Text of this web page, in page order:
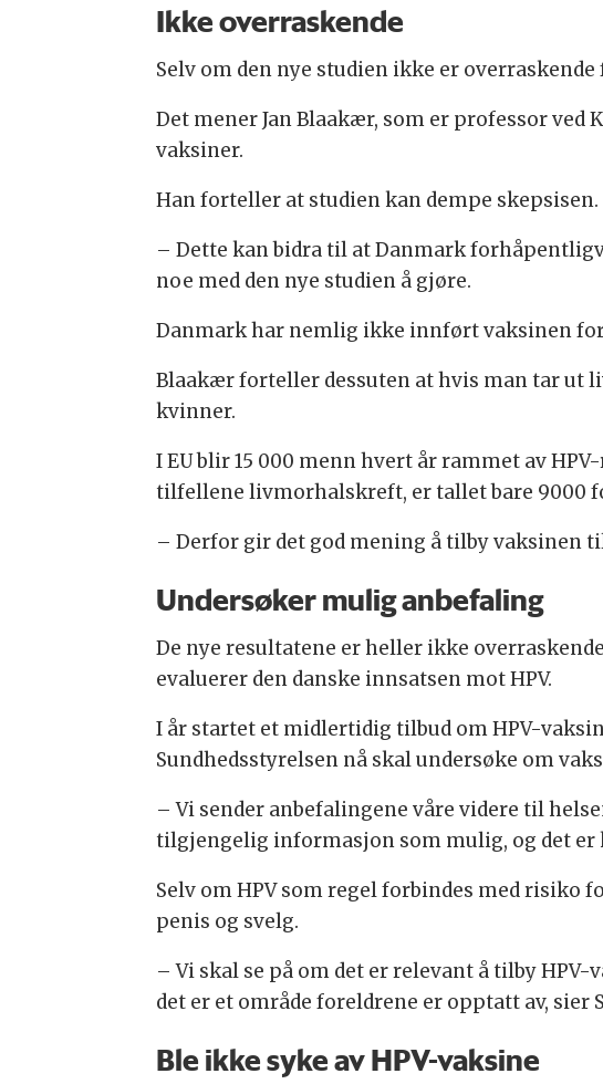
Ikke overraskende
Selv om den nye studien ikke er
Det mener Jan Blaakær, som er professor
vaksiner.
Han forteller at studien kan dempe skepsisen.
– Dette kan bidra til at Danmark
noe med den nye studien å gjøre.
Danmark har nemlig ikke innført vaksinen
Blaakær forteller dessuten at hvis man tar ut
kvinner.
I EU blir 15 000 menn hvert år rammet av
tilfellene livmorhalskreft, er tallet bare 9000
– Derfor gir det god mening å tilby vaksinen
Undersøker mulig anbefaling
De nye resultatene er heller ikke
evaluerer den danske innsatsen mot HPV.
I år startet et midlertidig tilbud om HPV-
Sundhedsstyrelsen nå skal undersøke om
– Vi sender anbefalingene våre videre til
tilgjengelig informasjon som mulig, og det er
Selv om HPV som regel forbindes med
penis og svelg.
– Vi skal se på om det er relevant å tilby
det er et område foreldrene er opptatt av, sier
Ble ikke syke av HPV-vaksine